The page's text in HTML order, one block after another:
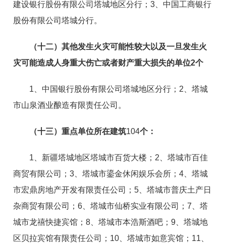
建设银行股份有限公司塔城地区分行；3、中国工商银行
股份有限公司塔城分行。
（十二）其他发生火灾可能性较大以及一旦发生火
灾可能造成人身重大伤亡或者财产重大损失的单位2个
1、中国银行股份有限公司塔城地区分行；2、塔城
市山泉酒业酿造有限责任公司。
（十三）重点单位所在建筑104个：
1、新疆塔城地区塔城市百货大楼；2、塔城市百佳
商贸有限公司；3、塔城市鎏金休闲娱乐会所；4、塔城
市宏鼎房地产开发有限责任公司；5、塔城市普庆土产日
杂商贸有限公司；6、塔城市仙桥实业有限公司；7、塔
城市龙禧快捷宾馆；8、塔城市本浩斯酒吧；9、塔城地
区贝拉宾馆有限责任公司；10、塔城市如意宾馆；11、